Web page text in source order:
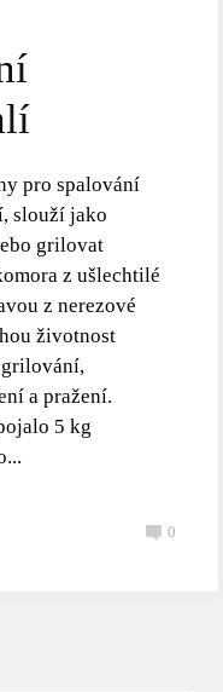
pro spalování
slouží jako
grilovat
z ušlechtilé
z nerezové
životnost
a pražení.
5 kg
0